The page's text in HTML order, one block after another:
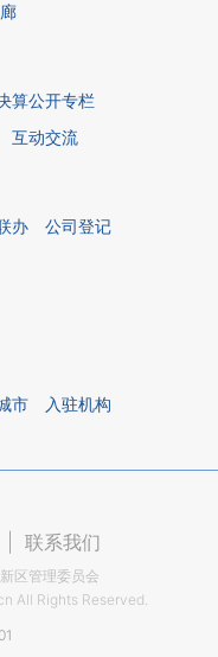
算公开专栏
互动交流
办
公司登记
市 入驻机构
联系我们
区管理委员会
All Rights Reserved.